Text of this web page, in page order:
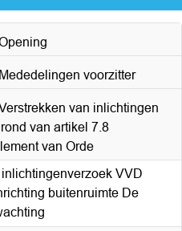
voorzitter
van inlichtingen
van artikel 7.8
van Orde
inlichtingenverzoek VVD
buitenruimte De